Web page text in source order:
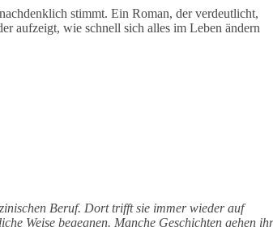
stimmt. Ein Roman, der verdeutlicht,
aufzeigt, wie schnell sich alles im Leben ändern
Beruf. Dort trifft sie immer wieder auf
Weise begegnen. Manche Geschichten gehen ihr